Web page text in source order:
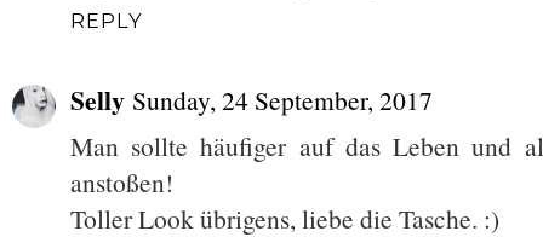
REPLY
Selly Sunday, 24 September, 2017
Man sollte häufiger auf das Leben und
anstoßen!
Toller Look übrigens, liebe die Tasche. :)